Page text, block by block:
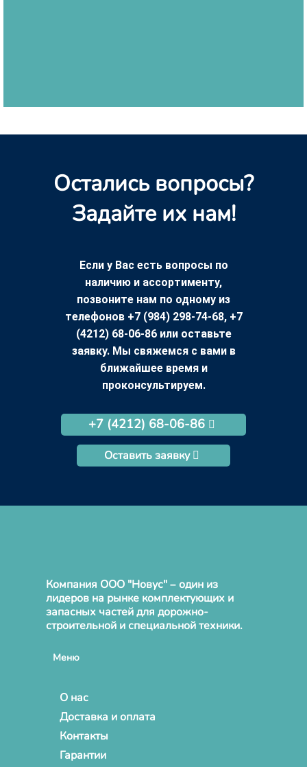
Остались вопросы?
Задайте их нам!
Если у Вас есть вопросы по
наличию и ассортименту,
позвоните нам по одному из
телефонов +7 (984) 298-74-68, +7
(4212) 68-06-86 или оставьте
заявку. Мы свяжемся с вами в
ближайшее время и
проконсультируем.
+7 (4212) 68-06-86
Оставить заявку
Компания ООО "Новус" – один из
лидеров на рынке комплектующих и
запасных частей для дорожно-
строительной и специальной техники.
Меню
О нас
Доставка и оплата
Контакты
Гарантии